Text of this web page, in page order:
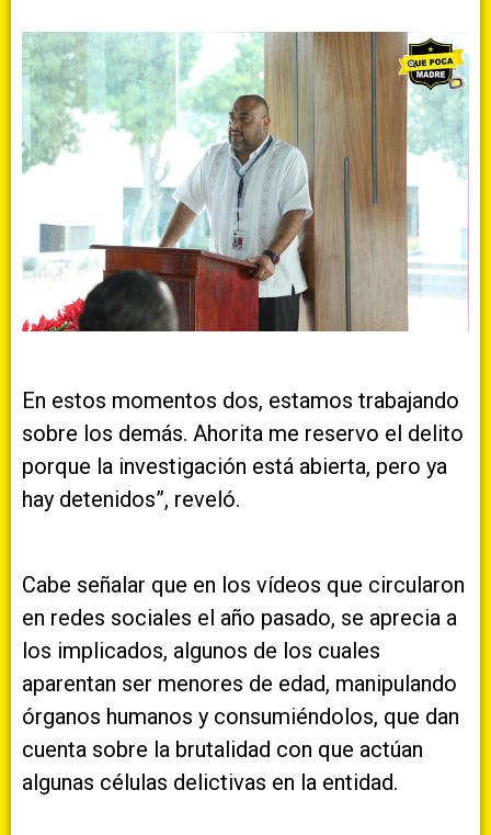
En estos momentos dos, estamos trabajando
sobre los demás. Ahorita me reservo el delito
porque la investigación está abierta, pero ya
hay detenidos”, reveló.
Cabe señalar que en los vídeos que circularon
en redes sociales el año pasado, se aprecia a
los implicados, algunos de los cuales
aparentan ser menores de edad, manipulando
órganos humanos y consumiéndolos, que dan
cuenta sobre la brutalidad con que actúan
algunas células delictivas en la entidad.